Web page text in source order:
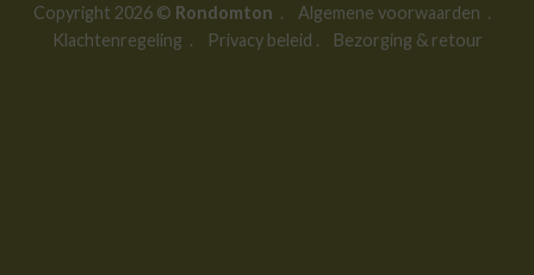
Copyright 2026 © Rondomton . Algemene voorwaarden .
Klachtenregeling . Privacy beleid . Bezorging & retour